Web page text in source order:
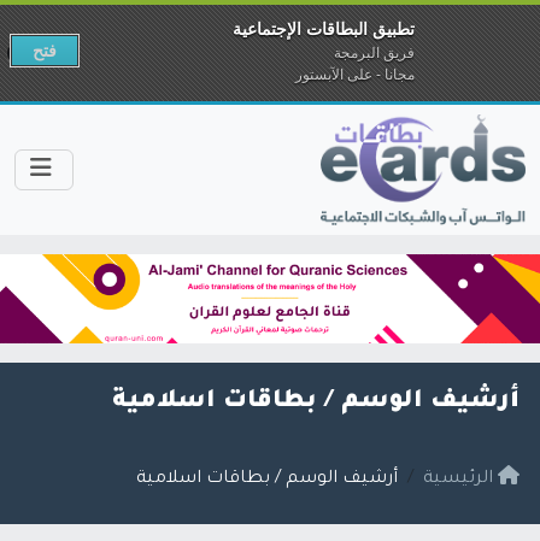
أرشيف الوسم / بطاقات اسلامية
الرئيسية أرشيف الوسم / بطاقات اسلامية
تطبيق البطاقات الإجتماعية
فريق البرمجة
مجانا - على الآبستور
فتح